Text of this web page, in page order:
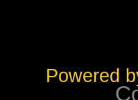
Powered